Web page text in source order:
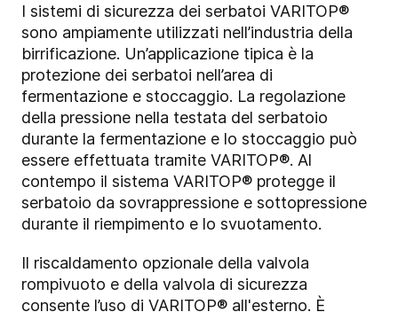
I sistemi di sicurezza dei serbatoi VARITOP®
sono ampiamente utilizzati nell’industria della
birrificazione. Un’applicazione tipica è la
protezione dei serbatoi nell’area di
fermentazione e stoccaggio. La regolazione
della pressione nella testata del serbatoio
durante la fermentazione e lo stoccaggio può
essere effettuata tramite VARITOP®. Al
contempo il sistema VARITOP® protegge il
serbatoio da sovrappressione e sottopressione
durante il riempimento e lo svuotamento.
Il riscaldamento opzionale della valvola
rompivuoto e della valvola di sicurezza
consente l’uso di VARITOP® all'esterno. È